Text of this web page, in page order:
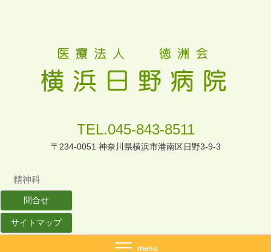
TEL.045-843-8511
〒234-0051 神奈川県横浜市港南区日野3-9-3
精神科
問合せ
サイトマップ